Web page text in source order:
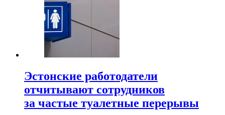
Эстонские работодатели
отчитывают сотрудников
за частые туалетные перерывы